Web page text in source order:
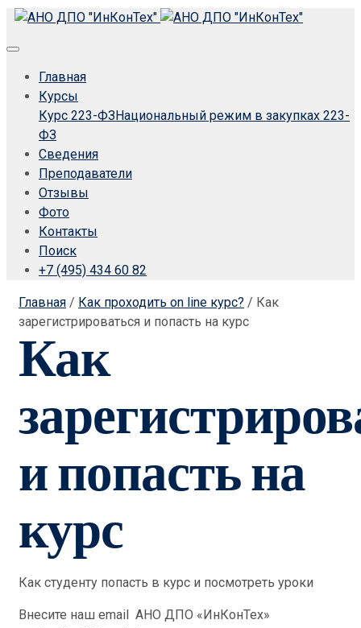
Главная
Курсы
Курс 223-ФЗНациональный режим в закупках 223-
ФЗ
Сведения
Преподаватели
Отзывы
Фото
Контакты
Поиск
+7 (495) 434 60 82
Главная / Как проходить on line курс? / Как
зарегистрироваться и попасть на курс
Как
и попасть на
курс
Как студенту попасть в курс и посмотреть уроки
Внесите наш email АНО ДПО «ИнКонТех»